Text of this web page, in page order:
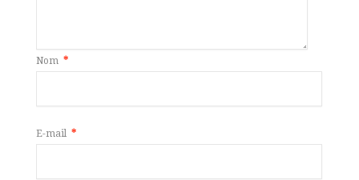
Nom *
E-mail *